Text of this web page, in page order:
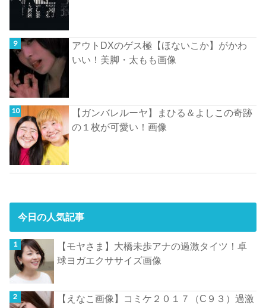
アウトDXのゲス極【ほないこか】がかわ
いい！美脚・太もも画像
【ガンバレルーヤ】まひる＆よしこの奇跡
の１枚が可愛い！画像
今日の人気記事
【モヤさま】大橋未歩アナの過激タイツ！卓
球ヨガエクササイズ画像
【えなこ画像】コミケ２０１７（C９３）過激